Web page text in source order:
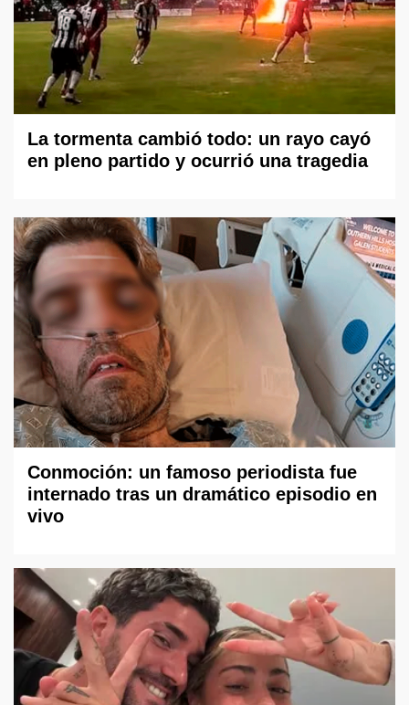
La tormenta cambió todo: un rayo cayó
en pleno partido y ocurrió una tragedia
Conmoción: un famoso periodista fue
internado tras un dramático episodio en
vivo